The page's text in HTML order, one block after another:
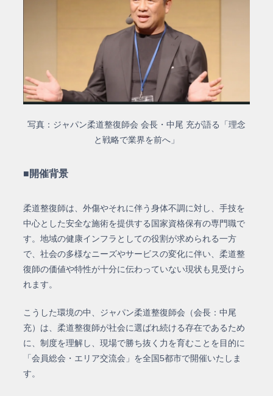
写真：ジャパン柔道整復師会 会長・中尾 充が語る「理念
と戦略で業界を前へ」
■開催背景
柔道整復師は、外傷やそれに伴う身体不調に対し、手技を
中心とした安全な施術を提供する国家資格保有の専門職で
す。地域の健康インフラとしての役割が求められる一方
で、社会の多様なニーズやサービスの変化に伴い、柔道整
復師の価値や特性が十分に伝わっていない現状も見受けら
れます。
こうした環境の中、ジャパン柔道整復師会（会長：中尾
充）は、柔道整復師が社会に選ばれ続ける存在であるため
に、制度を理解し、現場で勝ち抜く力を育むことを目的に
「会員総会・エリア交流会」を全国5都市で開催いたしま
す。